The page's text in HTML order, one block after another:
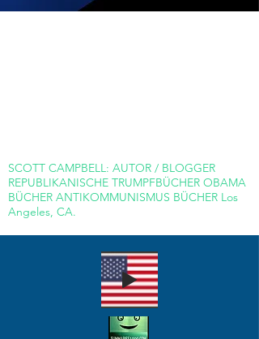
SCOTT CAMPBELL: AUTOR / BLOGGER
REPUBLIKANISCHE TRUMPFBÜCHER OBAMA
BÜCHER ANTIKOMMUNISMUS BÜCHER Los
Angeles, CA.